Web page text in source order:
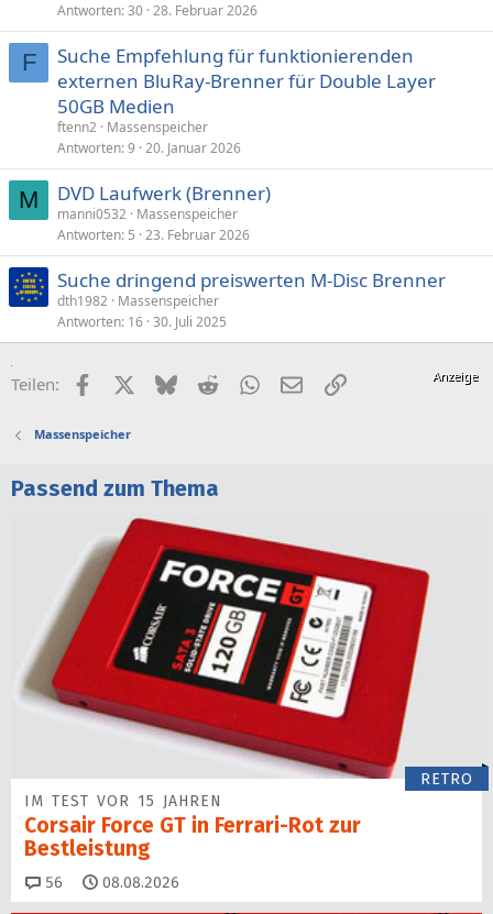
Antworten 30 28. Februar 2026
F
Suche Empfehlung für funktionierenden
externen BluRay-Brenner für Double Layer
50GB Medien
ftenn2 Massenspeicher
Antworten 9 20. Januar 2026
M DVD Laufwerk (Brenner)
manni0532 Massenspeicher
Antworten 5 23. Februar 2026
Suche dringend preiswerten M-Disc Brenner
dth1982 Massenspeicher
Antworten 16 30. Juli 2025
Teilen: FacebookX (Twitter)
BlueskyRedditWhatsApp
E-MailLink
Massenspeicher
Passend zum Thema
RETRO
IM TEST VOR 15 JAHREN
Corsair Force GT in Ferrari-Rot zur
Bestleistung
56 Kommentare
08.08.2026